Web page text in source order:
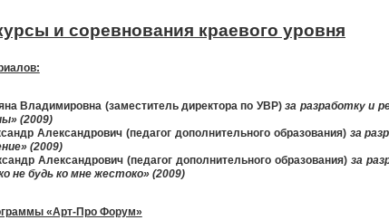
и соревнования краевого уровня
Владимировна (заместитель директора по УВР)за разработку и
(2009)
Александрович (педагог дополнительного образования) за
(2009)
Александрович (педагог дополнительного образования)за
не будь ко мне жестоко» (2009)
«Арт-Про Форум»